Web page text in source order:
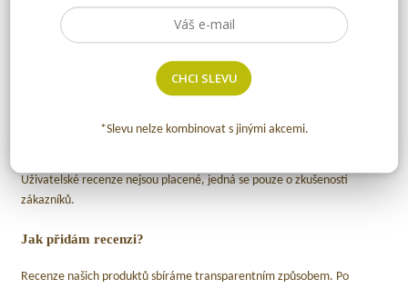
zhodnotit podstatné vlastnosti produktu. Po napsání recenze
doporučujeme hodnocení si alespoň jednou přečíst, abyste zjistili, zda je
hodnocení bez vulgarismů projde schvalovacím procesem a bude
zveřejněno. Hodnocení zákazníka nikdy neupravujeme, pouze v případě
Uživatelské recenze nejsou placené, jedná se pouze o zkušenosti
zákazníků.
Jak přidám recenzi?
Recenze našich produktů sbíráme transparentním způsobem. Po
CHCI SLEVU
*Slevu nelze kombinovat s jinými akcemi.